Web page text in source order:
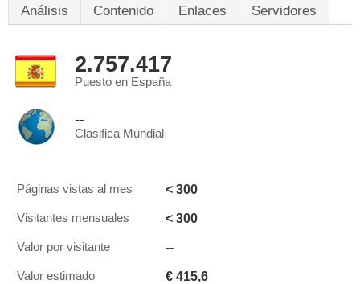
Análisis Contenido Enlaces Servidores
2.757.417
Puesto en España
--
Clasifica Mundial
Páginas vistas al mes < 300
Visitantes mensuales < 300
Valor por visitante --
Valor estimado € 415,6